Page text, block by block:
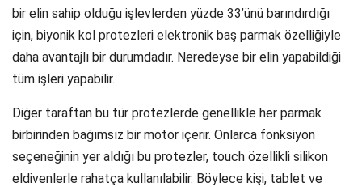
bir elin sahip olduğu işlevlerden yüzde 33’ünü barındırdığı
için, biyonik kol protezleri elektronik baş parmak özelliğiyle
daha avantajlı bir durumdadır. Neredeyse bir elin yapabildiği
tüm işleri yapabilir.
Diğer taraftan bu tür protezlerde genellikle her parmak
birbirinden bağımsız bir motor içerir. Onlarca fonksiyon
seçeneğinin yer aldığı bu protezler, touch özellikli silikon
eldivenlerle rahatça kullanılabilir. Böylece kişi, tablet ve